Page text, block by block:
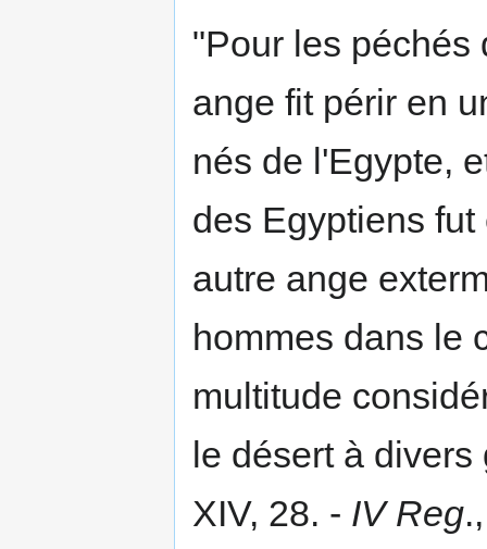
"Pour les péchés
ange fit périr en
nés de l'Egypte,
des Egyptiens
autre ange
hommes dans le
multitude
le désert à divers
XIV, 28. - IV Reg